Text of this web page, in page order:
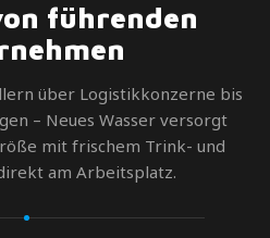
führenden
über Logistikkonzerne bis
– Neues Wasser versorgt
mit frischem Trink- und
am Arbeitsplatz.